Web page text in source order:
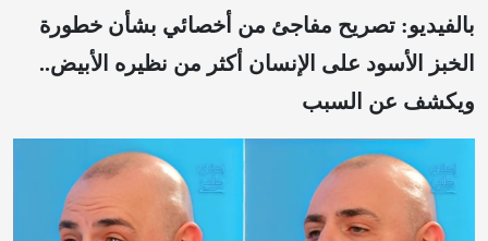
بالفيديو: تصريح مفاجئ من أخصائي بشأن خطورة
الخبز الأسود على الإنسان أكثر من نظيره الأبيض..
ويكشف عن السبب